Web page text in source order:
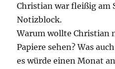
Christian war fleißig am
Notizblock.
Warum wollte Christian
Papiere sehen? Was
es würde einen Monat